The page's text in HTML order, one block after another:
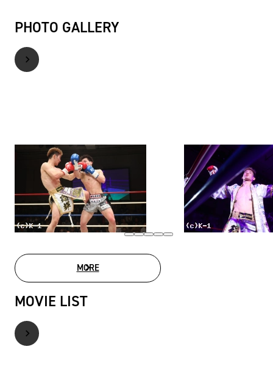
PHOTO GALLERY
MOREPHOTO GALLERY
MOVIE LIST